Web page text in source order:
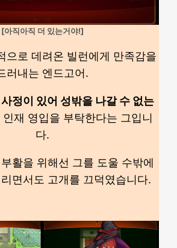
[아직아직 더 있는거야!]
으로 데려온 빌런에게 만족감을
러내는 엔드고어.
정이 있어 성밖을 나갈 수 없는
재 영입을 부탁한다는 그입니
다.
활을 위해선 그를 도울 수밖에
면서도 고개를 끄덕였습니다.